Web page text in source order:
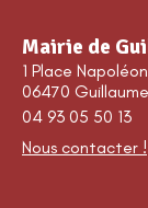
Mairie de
1 Place Napoléon
06470
04 93 05 50 13
Nous contacter !